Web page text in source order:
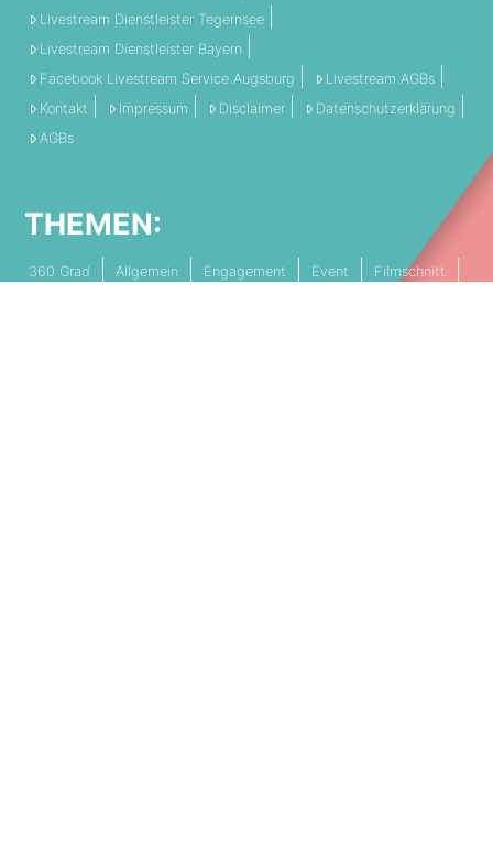
Livestream Dienstleister Tegernsee
Livestream Dienstleister Bayern
Facebook Livestream Service Augsburg
Livestream AGBs
Kontakt
Impressum Disclaimer
Datenschutzerklärung
AGBs
THEMEN:
360 Grad Allgemein Engagement Event
Filmschnitt